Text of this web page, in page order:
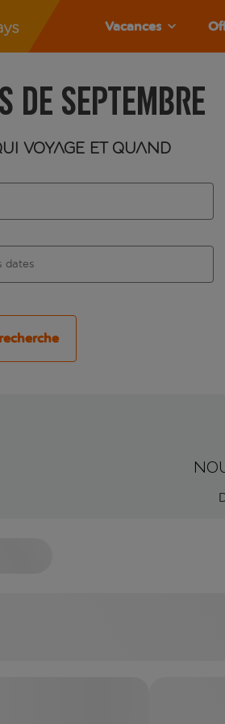
Vacances
de septembre
voyage et quand
dates